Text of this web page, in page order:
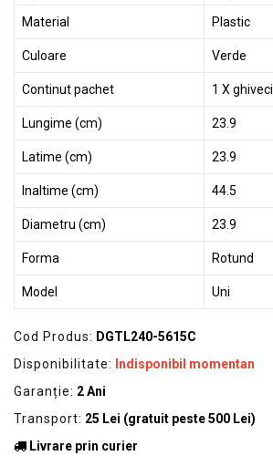
Material Plastic
Culoare Verde
Continut pachet 1 X ghiveci
Lungime (cm) 23.9
Latime (cm) 23.9
Inaltime (cm) 44.5
Diametru (cm) 23.9
Forma Rotund
Model Uni
Cod Produs: DGTL240-5615C
Disponibilitate:
Indisponibil momentan
Garanție: 2 Ani
Transport: 25 Lei (gratuit peste 500 Lei)
Livrare prin curier